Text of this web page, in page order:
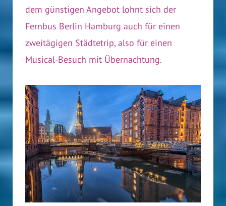
dem günstigen Angebot lohnt sich der
Fernbus Berlin Hamburg auch für einen
zweitägigen Städtetrip, also für einen
Musical-Besuch mit Übernachtung.